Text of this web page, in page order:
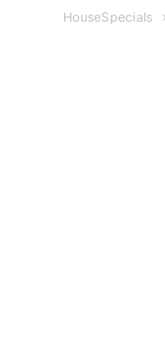
HouseSpecials